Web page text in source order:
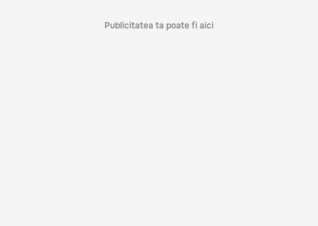
Publicitatea ta poate fi aici